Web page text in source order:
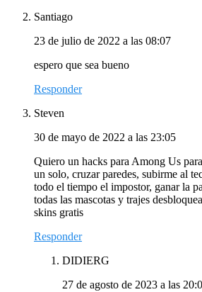
Santiago
23 de julio de 2022 a las 08:07
espero que sea bueno
Responder
Steven
30 de mayo de 2022 a las 23:05
Quiero un hacks para Among Us
un solo, cruzar paredes, subirme al
todo el tiempo el impostor, ganar la
todas las mascotas y trajes
skins gratis
Responder
DIDIERG
27 de agosto de 2023 a las